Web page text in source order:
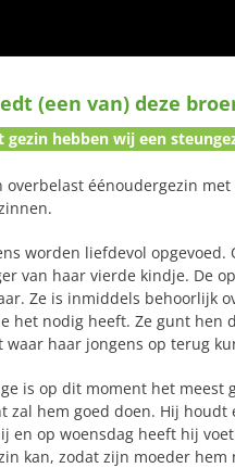
(een van) deze
gezin hebben wij een
overbelast éénoudergezin
worden liefdevol
van haar vierde kindje. De
Ze is inmiddels behoorlijk
het nodig heeft. Ze gunt hen
waar haar jongens op terug
is op dit moment het meest
zal hem goed doen. Hij
en op woensdag heeft hij
kan, zodat zijn moeder